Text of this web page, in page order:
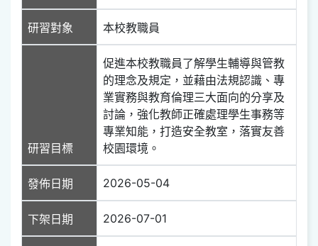
研習對象 本校教職員
研習目標
促進本校教職員了解學生輔導與管教
的理念及規定，並藉由法規認識、專
業實務與教育倫理三大面向的分享及
討論，強化教師正確處理學生事務等
專業知能，打造安全教室，落實友善
校園環境。
發佈日期 2026-05-04
下架日期 2026-07-01